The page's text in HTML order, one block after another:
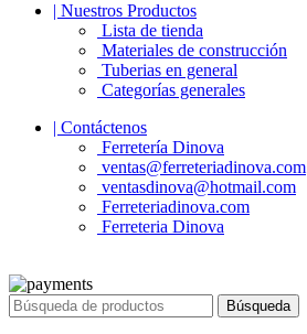
| Nuestros Productos
Lista de tienda
Materiales de construcción
Tuberias en general
Categorías generales
| Contáctenos
Ferretería Dinova
ventas@ferreteriadinova.com
ventasdinova@hotmail.com
Ferreteriadinova.com
Ferreteria Dinova
Búsqueda